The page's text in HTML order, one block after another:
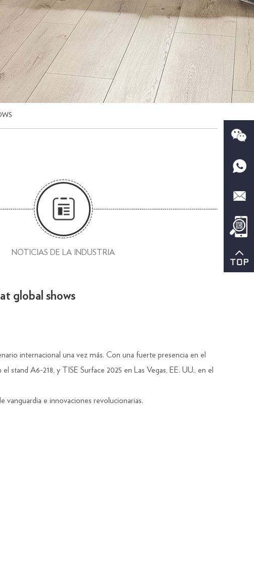
NOTICIAS DE LA INDUSTRIA
global shows
internacional una vez más. Con una fuerte presencia en el
A6-218, y TISE Surface 2025 en Las Vegas, EE. UU., en el
e innovaciones revolucionarias.